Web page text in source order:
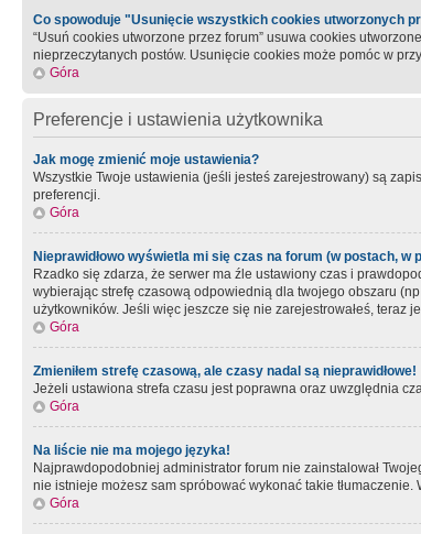
Co spowoduje "Usunięcie wszystkich cookies utworzonych
“Usuń cookies utworzone przez forum” usuwa cookies
nieprzeczytanych postów. Usunięcie cookies może pomóc w
Góra
Preferencje i ustawienia użytkownika
Jak mogę zmienić moje ustawienia?
Wszystkie Twoje ustawienia (jeśli jesteś zarejestrowany) są
preferencji.
Góra
Nieprawidłowo wyświetla mi się czas na forum (w postach, w
Rzadko się zdarza, że serwer ma źle ustawiony czas i
wybierając strefę czasową odpowiednią dla twojego obszaru
użytkowników. Jeśli więc jeszcze się nie zarejestrowałeś, teraz
Góra
Zmieniłem strefę czasową, ale czasy nadal są nieprawidłowe!
Jeżeli ustawiona strefa czasu jest poprawna oraz uwzględnia
Góra
Na liście nie ma mojego języka!
Najprawdopodobniej administrator forum nie zainstalował
nie istnieje możesz sam spróbować wykonać takie
Góra